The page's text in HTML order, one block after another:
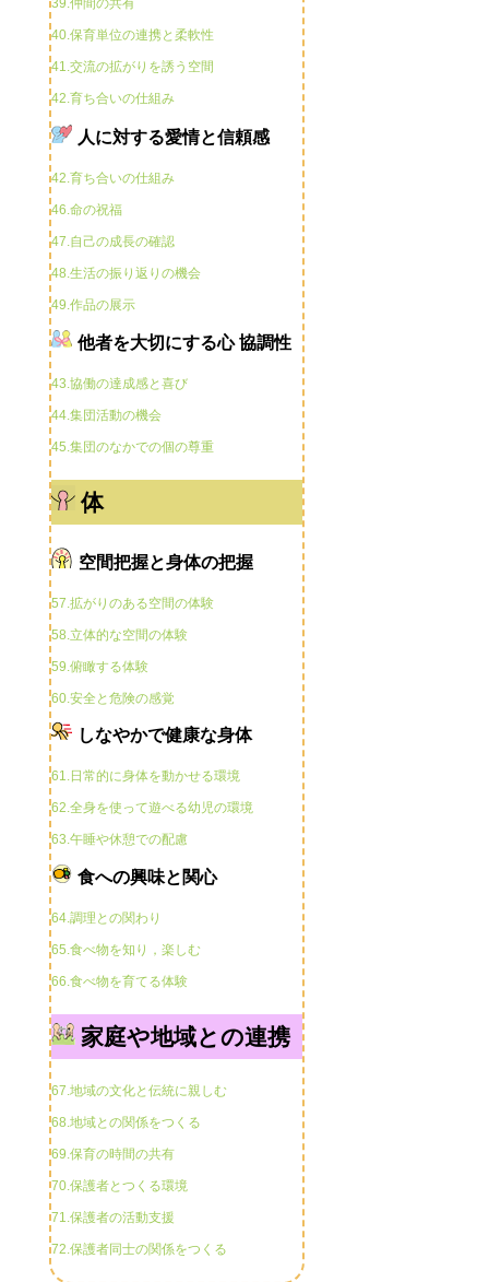
40.保育単位の連携と柔軟性
41.交流の拡がりを誘う空間
42.育ち合いの仕組み
人に対する愛情と信頼感
42.育ち合いの仕組み
46.命の祝福
47.自己の成長の確認
48.生活の振り返りの機会
49.作品の展示
他者を大切にする心 協調性
43.協働の達成感と喜び
44.集団活動の機会
45.集団のなかでの個の尊重
体
空間把握と身体の把握
57.拡がりのある空間の体験
58.立体的な空間の体験
59.俯瞰する体験
60.安全と危険の感覚
しなやかで健康な身体
61.日常的に身体を動かせる環境
62.全身を使って遊べる幼児の環境
63.午睡や休憩での配慮
食への興味と関心
64.調理との関わり
65.食べ物を知り，楽しむ
66.食べ物を育てる体験
家庭や地域との連携
67.地域の文化と伝統に親しむ
68.地域との関係をつくる
69.保育の時間の共有
70.保護者とつくる環境
71.保護者の活動支援
72.保護者同士の関係をつくる